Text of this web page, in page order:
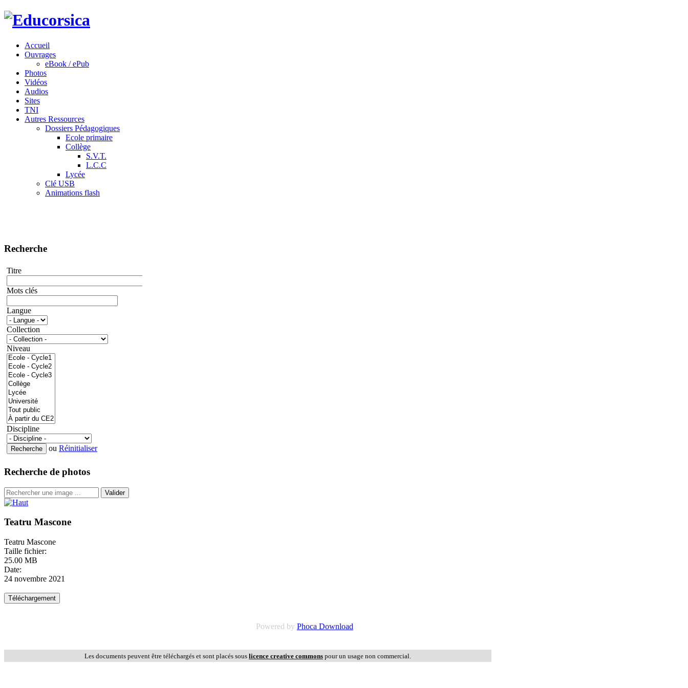
Accueil
Ouvrages
eBook / ePub
Photos
Vidéos
Audios
Sites
TNI
Autres Ressources
Dossiers Pédagogiques
Ecole primaire
Collège
S.V.T.
L.C.C
Lycée
Clé USB
Animations flash
Recherche
Titre
Mots clés
Langue
Collection
Niveau
Discipline
ou Réinitialiser
Recherche de photos
Valider
Teatru Mascone
Teatru Mascone
Taille fichier:
25.00 MB
Date:
24 novembre 2021
Powered by Phoca Download
Les documents peuvent être téléchargés et sont placés sous licence creative commons pour un usage non commercial.